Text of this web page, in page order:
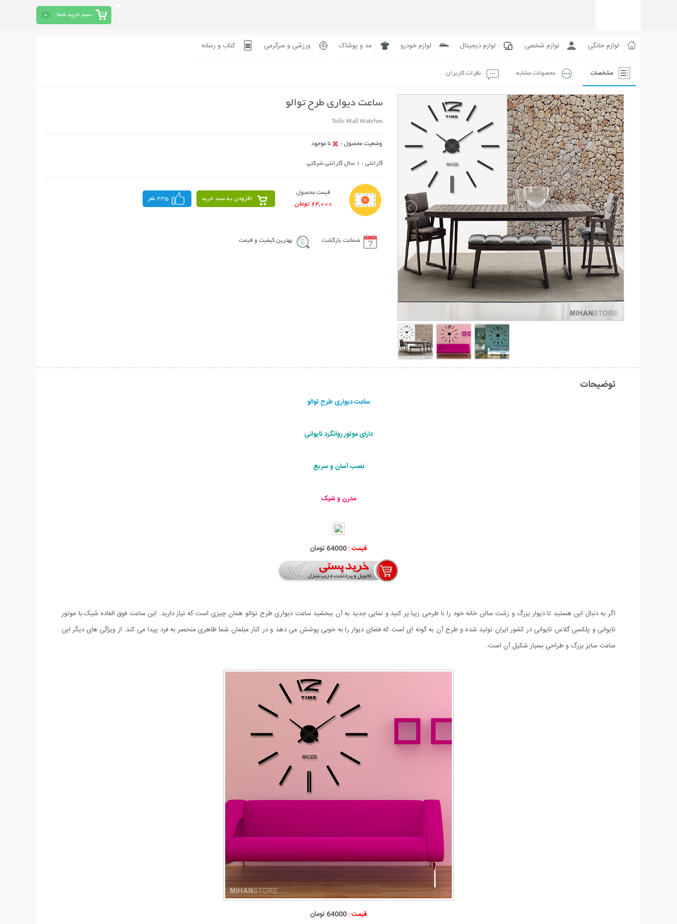
سبد خرید شما 0
لوازم خانگی لوازم شخصی لوازم دیجیتال لوازم خودرو مد و پوشاک ورزشی و سرگرمی کتاب و رسانه
مشخصات محصولات مشابه نظرات کاربران
ساعت دیواری طرح توالو
Toilo Wall Watches
گارانتی : 1 سال گارانتی شرکتی
قیمت محصول
64,000 تومان
افزودن به سبد خرید 235 نفر
ضمانت بازگشت بهترین کیفیت و قیمت
توضیحات
ساعت دیواری طرح توالو
دارای موتور روانگرد تایوانی
نصب آسان و سریع
مدرن و شیک
قیمت :64000 تومان
اگر به دنبال این هستید تا دیوار بزرگ و زشت سالن خانه خود را با طرحی زیبا پر کنید و نمایی جدید به آن ببخشید ساعت دیواری طرح توالو همان چیزی است که نیاز دارید. این ساعت فوق العاده شیک با موتور
تایوانی و پلکسی گلاس تایوانی در کشور ایران تولید شده و طرح آن به گونه ای است که فضای دیوار را به خوبی پوشش می دهد و در کنار مبلمان شما ظاهری منحصر به فرد پیدا می کند. از ویژگی های دیگر این
ساعت سایز بزرگ و طراحی بسیار شکیل آن است.
قیمت :64000 تومان